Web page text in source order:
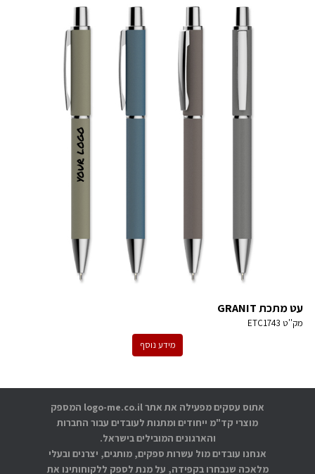
עט מתכת GRANIT
מק''ט ETC1743
מידע נוסף
אתוס עסקים מפעילה את אתר logo-me.co.il המספק
מוצרי קד"מ ייחודים ומתנות לעובדים עבור החברות
והארגונים המובילים בישראל.
אנחנו עובדים מול עשרות ספקים, מותגים, יצרנים ובעלי
מלאכה שנבחרו בקפידה, על מנת לספק ללקוחותינו את